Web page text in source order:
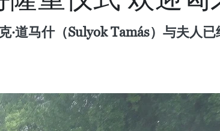
道马什（Sulyok Tamás）与夫人